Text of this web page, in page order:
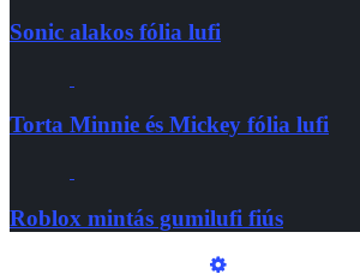
Sonic alakos fólia lufi
Torta Minnie és Mickey fólia lufi
Roblox mintás gumilufi fiús